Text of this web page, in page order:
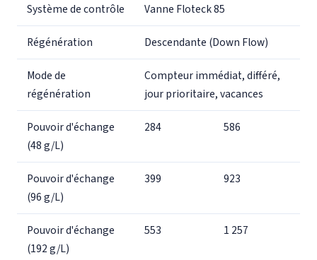
Système de contrôle Vanne Floteck 85
Régénération Descendante (Down Flow)
Mode de
régénération
Compteur immédiat, différé,
jour prioritaire, vacances
Pouvoir d'échange
(48 g/L)
284 586
Pouvoir d'échange
(96 g/L)
399 923
Pouvoir d'échange
(192 g/L)
553 1 257